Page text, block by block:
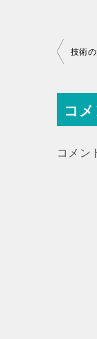
投
ナ
ビ
ー
技術
コ
コメン